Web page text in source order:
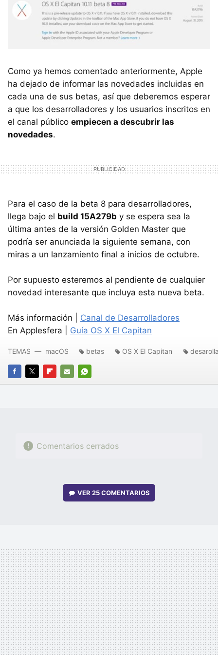
Como ya hemos comentado anteriormente, Apple
ha dejado de informar las novedades incluidas en
cada una de sus betas, así que deberemos esperar
a que los desarrolladores y los usuarios inscritos en
el canal público empiecen a descubrir las
novedades.
Para el caso de la beta 8 para desarrolladores,
llega bajo el build 15A279b y se espera sea la
última antes de la versión Golden Master que
podría ser anunciada la siguiente semana, con
miras a un lanzamiento final a inicios de octubre.
Por supuesto esteremos al pendiente de cualquier
novedad interesante que incluya esta nueva beta.
Más información | Canal de Desarrolladores
En Applesfera | Guía OS X El Capitan
FACEBOOK
TWITTERFLIPBOARD
E-
WHATSAPP
TEMAS macOS betas OS X El Capitan
Comentarios cerrados
VER25 COMENTARIOS